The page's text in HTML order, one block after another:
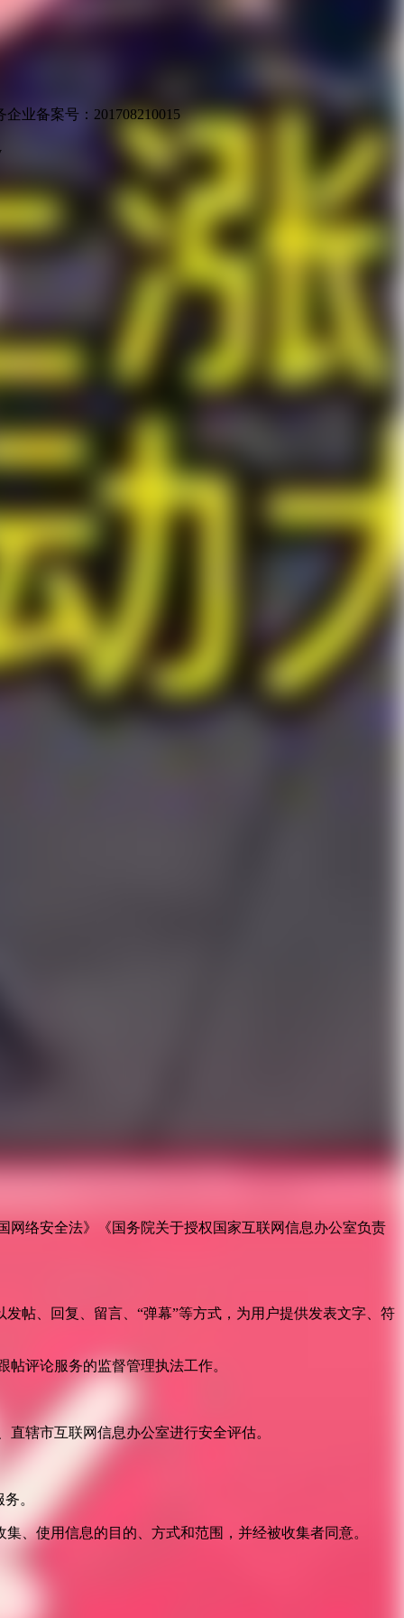
业备案号：201708210015
络安全法》《国务院关于授权国家互联网信息办公室负责
帖、回复、留言、“弹幕”等方式，为用户提供发表文字、符
评论服务的监督管理执法工作。
辖市互联网信息办公室进行安全评估。
。
、使用信息的目的、方式和范围，并经被收集者同意。